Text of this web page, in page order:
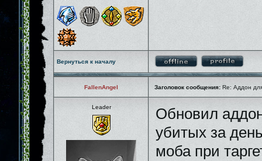
Вернуться к началу
FallenAngel Заголовок сообщения: Re: Аддон
Leader
Обновил
убитых за
моба при